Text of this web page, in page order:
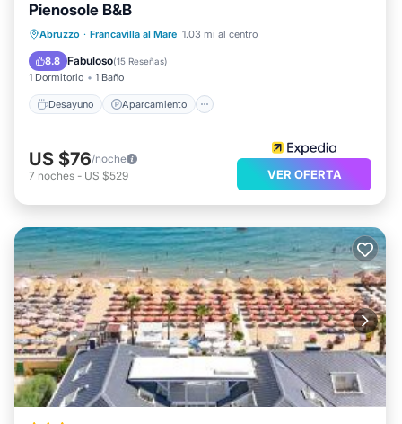
Pienosole B&B
Abruzzo · Francavilla al Mare 1.03 mi al centro
8.8 Fabuloso(15 Reseñas)
1 Dormitorio 1 Baño
Desayuno Aparcamiento
Desayuno
Aparcamiento
Balcón/Terraza
US $76/noche
7 noches - US $529 VER OFERTA